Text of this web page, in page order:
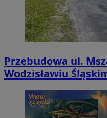
Przebudowa ul.
Wodzisławiu